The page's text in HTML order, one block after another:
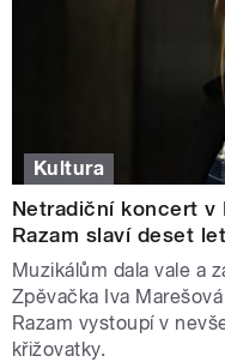
Kultura
Netradiční koncert v
Razam slaví deset
Muzikálům dala vale a
Zpěvačka Iva
Razam vystoupí v
křižovatky.